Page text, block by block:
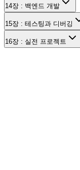
14장 : 백엔드 개발
15장 : 테스팅과 디버깅
16장 : 실전 프로젝트